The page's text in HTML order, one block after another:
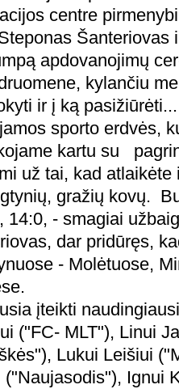
centre
Šanteriovas
apdovanojimų
kylančiu
ir į ką
sporto erdvės,
kartu su
už tai, kad
gražių kovų.
14:0, - smagiai
dar pridūręs,
- Molėtuose,
įteikti
("FC- MLT"), Linui
Lukui Leišiui
Ignui